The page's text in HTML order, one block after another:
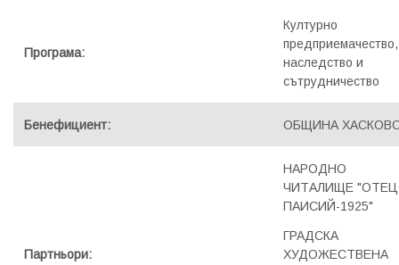
Програма:
Културно
предприемачество,
наследство и
сътрудничество
Бенефициент: ОБЩИНА
Партньори:
НАРОДНО
ЧИТАЛИЩЕ "ОТЕЦ
ПАИСИЙ-1925"
ГРАДСКА
ХУДОЖЕСТВЕНА